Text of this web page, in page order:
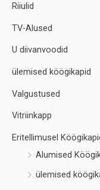
Riiulid
TV-Alused
U diivanvoodid
ülemised köögikapid
Valgustused
Vitriinkapp
Eritellimusel
Alumised
ülemised